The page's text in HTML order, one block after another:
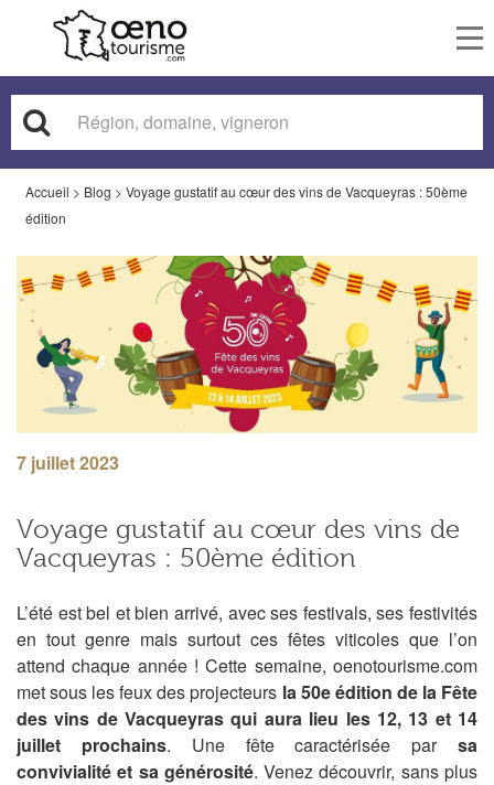
Accueil > Blog > Voyage gustatif au cœur des vins de Vacqueyras : 50ème
édition
7 juillet 2023
Voyage gustatif au cœur des vins de
Vacqueyras : 50ème édition
L’été est bel et bien arrivé, avec ses festivals, ses festivités
en tout genre mais surtout ces fêtes viticoles que l’on
attend chaque année ! Cette semaine, oenotourisme.com
met sous les feux des projecteurs la 50e édition de la Fête
des vins de Vacqueyras qui aura lieu les 12, 13 et 14
juillet prochains. Une fête caractérisée parsa
convivialité et sa générosité. Venez découvrir, sans plus